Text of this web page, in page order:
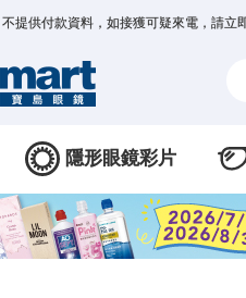
提供付款資料，如接獲可疑來電，請立
隱形眼鏡彩片